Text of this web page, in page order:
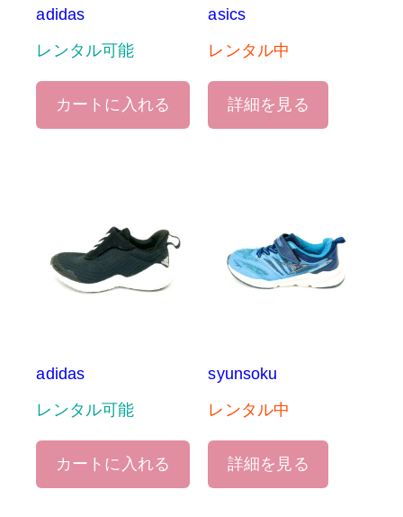
adidas
レンタル可能
カートに入れる
asics
レンタル中
詳細を見る
adidas
レンタル可能
カートに入れる
syunsoku
レンタル中
詳細を見る